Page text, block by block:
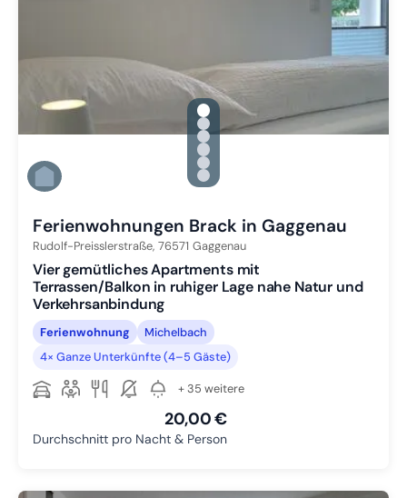
gallery.slide_selector
Zu Slide 1 wechseln
Zu Slide 2 wechseln
Zu Slide 3 wechseln
Zu Slide 4 wechseln
Zu Slide 5 wechseln
Zu Slide 6 wechseln
Ferienwohnungen Brack in Gaggenau
Rudolf-Preisslerstraße, 76571 Gaggenau
Vier gemütliches Apartments mit
Terrassen/Balkon in ruhiger Lage nahe Natur und
Verkehrsanbindung
Ferienwohnung
Michelbach
4× Ganze Unterkünfte (4–5 Gäste)
+ 35 weitere
20,00 €
Durchschnitt pro Nacht & Person